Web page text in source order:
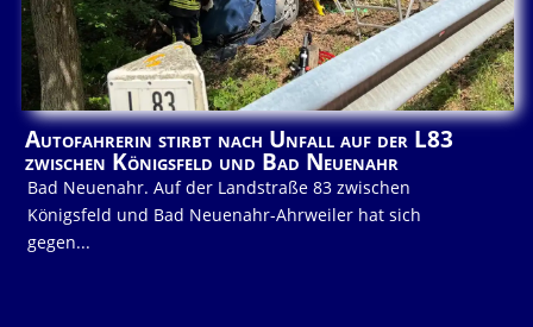
Autofahrerin stirbt nach Unfall auf der L83
zwischen Königsfeld und Bad Neuenahr
Bad Neuenahr. Auf der Landstraße 83 zwischen
Königsfeld und Bad Neuenahr-Ahrweiler hat sich
gegen...